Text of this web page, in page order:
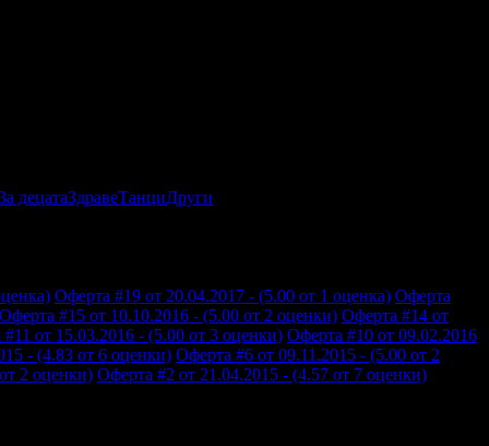
децатаЗдравеТанциДруги
Оферта #19 от 20.04.2017 - (5.00 от 1 оценка) Оферта
Оферта #15 от 10.10.2016 - (5.00 от 2 оценки) Оферта #14 от
от 15.03.2016 - (5.00 от 3 оценки) Оферта #10 от 09.02.2016
- (4.83 от 6 оценки) Оферта #6 от 09.11.2015 - (5.00 от 2
2 оценки) Оферта #2 от 21.04.2015 - (4.57 от 7 оценки)